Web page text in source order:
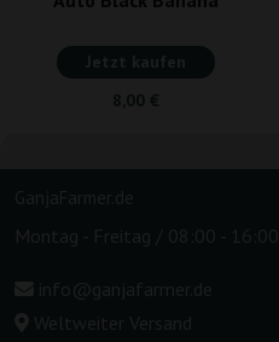
Jetzt kaufen
8,00 €
GanjaFarmer.de
Montag - Freitag / 08:00 - 16:00
info@ganjafarmer.de
Weltweiter Versand